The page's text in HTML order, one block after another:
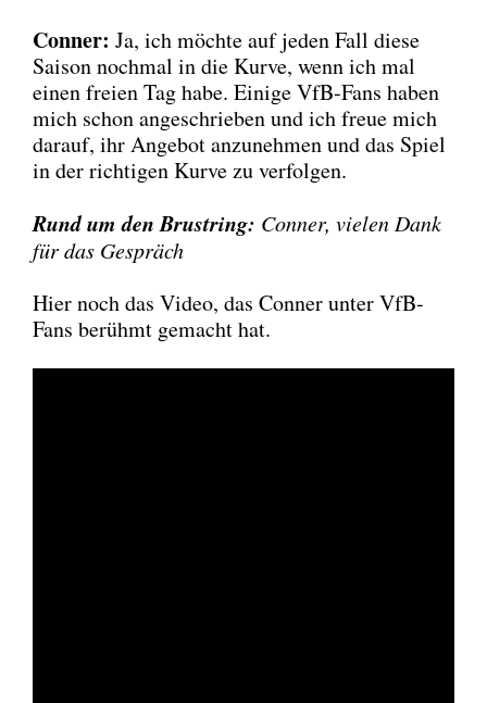
Con­ner: Ja, ich möch­te auf jeden Fall die­se
Sai­son noch­mal in die Kur­ve, wenn ich mal
einen frei­en Tag habe. Eini­ge VfB-Fans haben
mich schon ange­schrie­ben und ich freue mich
dar­auf, ihr Ange­bot anzu­neh­men und das Spiel
in der rich­ti­gen Kur­ve zu ver­fol­gen.
Rund um den Brust­ring: Con­ner, vie­len Dank
für das Gespräch
Hier noch das Video, das Con­ner unter VfB-
Fans berühmt gemacht hat.